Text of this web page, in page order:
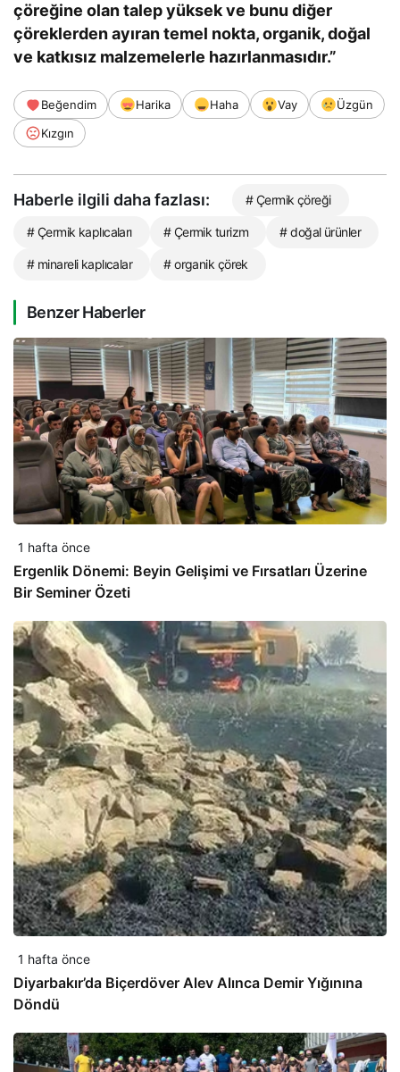
çöreğine olan talep yüksek ve bunu diğer
çöreklerden ayıran temel nokta, organik, doğal
ve katkısız malzemelerle hazırlanmasıdır.”
Beğendim Harika Haha Vay
Üzgün
Kızgın
Haberle ilgili daha fazlası: # Çermik çöreği
# Çermik kaplıcaları # Çermik turizm # doğal ürünler
# minareli kaplıcalar # organik çörek
Benzer Haberler
1 hafta önce
Ergenlik Dönemi: Beyin Gelişimi ve Fırsatları Üzerine
Bir Seminer Özeti
1 hafta önce
Diyarbakır’da Biçerdöver Alev Alınca Demir Yığınına
Döndü